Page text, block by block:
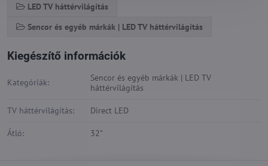
LED TV háttérvilágítás
Sencor és egyéb márkák | LED TV háttérvilágítás
Kiegészítő információk
Kategóriák:
Sencor és egyéb márkák | LED TV
háttérvilágítás
TV háttérvilágítás: Direct LED
Átló: 32"